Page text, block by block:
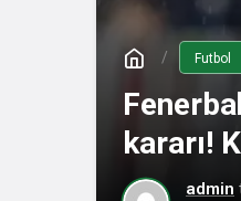
Futbol
kararı!
admin